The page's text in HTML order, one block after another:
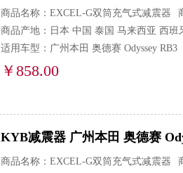
商品名称：EXCEL-G双筒充气式减震器
商品产地：日本 中国 泰国 马来西亚 西班
适用车型：广州本田 奥德赛 Odyssey RB3
￥858.00
KYB减震器 广州本田 奥德赛
商品名称：EXCEL-G双筒充气式减震器